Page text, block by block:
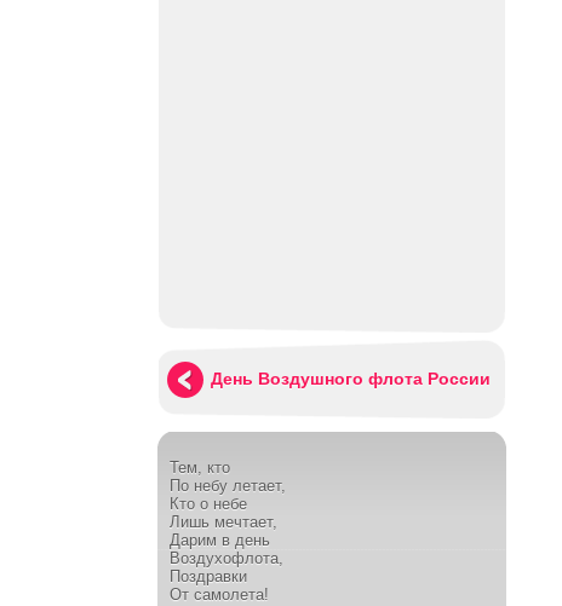
День Воздушного флота России
Тем, кто
По небу летает,
Кто о небе
Лишь мечтает,
Дарим в день
Воздухофлота,
Поздравки
От самолета!